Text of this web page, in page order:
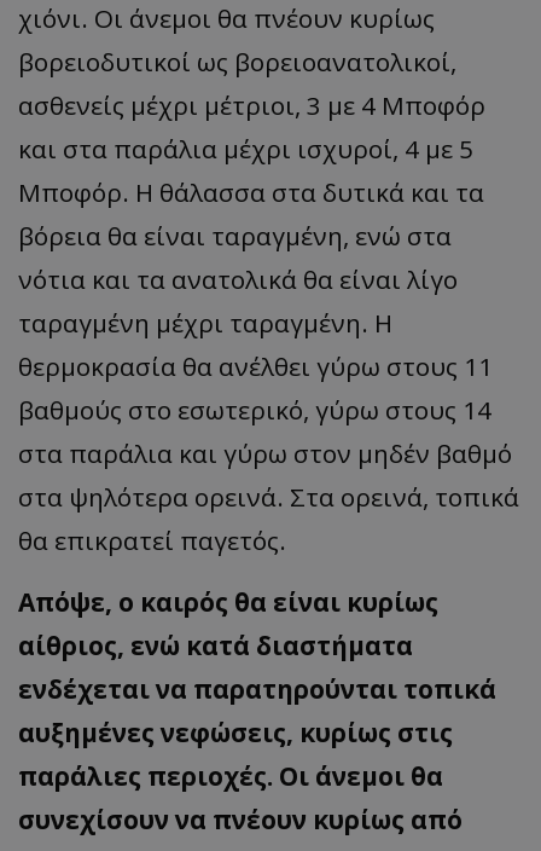
χιόνι. Οι άνεμοι θα πνέουν κυρίως
βορειοδυτικοί ως βορειοανατολικοί,
ασθενείς μέχρι μέτριοι, 3 με 4 Μποφόρ
και στα παράλια μέχρι ισχυροί, 4 με 5
Μποφόρ. Η θάλασσα στα δυτικά και τα
βόρεια θα είναι ταραγμένη, ενώ στα
νότια και τα ανατολικά θα είναι λίγο
ταραγμένη μέχρι ταραγμένη. Η
θερμοκρασία θα ανέλθει γύρω στους 11
βαθμούς στο εσωτερικό, γύρω στους 14
στα παράλια και γύρω στον μηδέν βαθμό
στα ψηλότερα ορεινά. Στα ορεινά, τοπικά
θα επικρατεί παγετός.
Απόψε, ο καιρός θα είναι κυρίως
αίθριος, ενώ κατά διαστήματα
ενδέχεται να παρατηρούνται τοπικά
αυξημένες νεφώσεις, κυρίως στις
παράλιες περιοχές. Οι άνεμοι θα
συνεχίσουν να πνέουν κυρίως από